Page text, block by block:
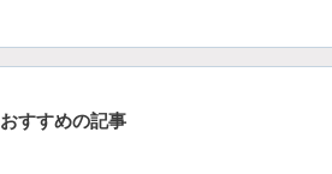
おすすめの記事